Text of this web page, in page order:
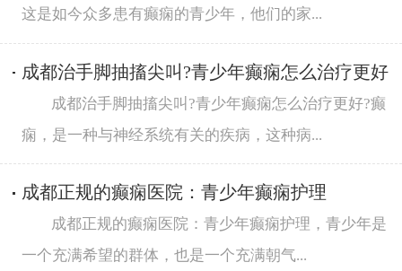
这是如今众多患有癫痫的青少年，他们的家...
成都治手脚抽搐尖叫?青少年癫痫怎么治疗更好
成都治手脚抽搐尖叫?青少年癫痫怎么治疗更好?癫
痫，是一种与神经系统有关的疾病，这种病...
成都正规的癫痫医院：青少年癫痫护理
成都正规的癫痫医院：青少年癫痫护理，青少年是
一个充满希望的群体，也是一个充满朝气...